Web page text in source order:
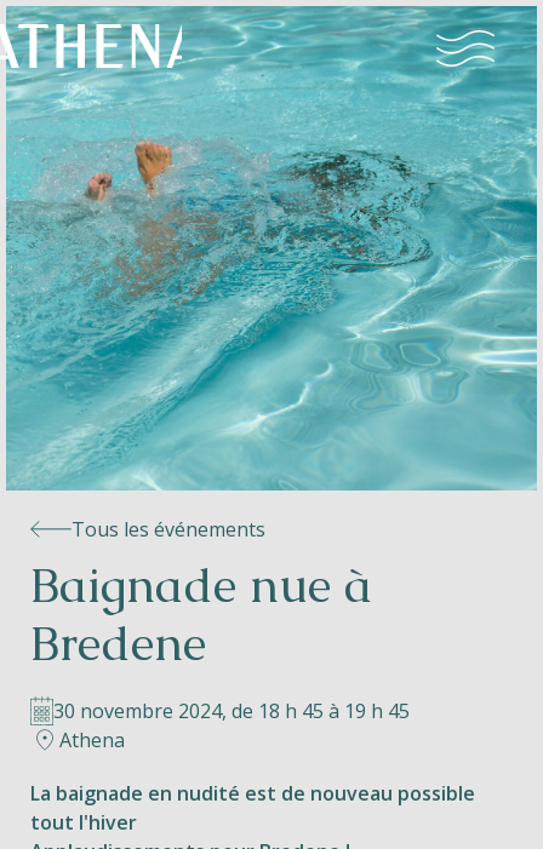
Naturisme
Communauté
Calendrier
Parcs
Le Perron
Helios
Contact
Tous les événements
Baignade nue à
Bredene
30 novembre 2024, de 18 h 45 à 19 h 45
Athena
La baignade en nudité est de nouveau possible
tout l'hiver